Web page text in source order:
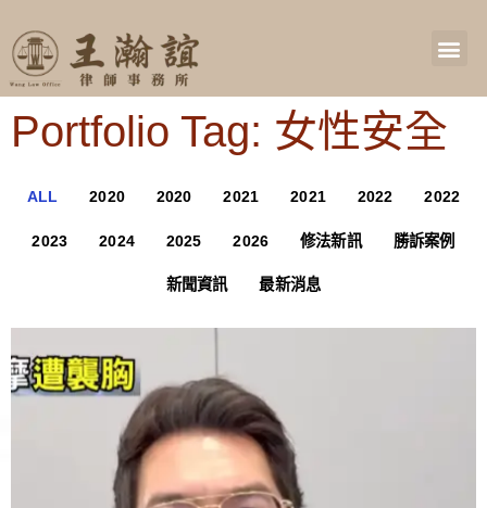
Portfolio Tag: 女性安全
ALL 2020 2020 2021 2021 2022 2022
2023 2024 2025 2026 修法新訊 勝訴案例
新聞資訊 最新消息